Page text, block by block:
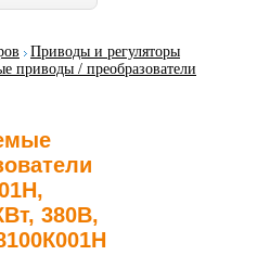
Приводы и регуляторы
приводы / преобразователи
380В,